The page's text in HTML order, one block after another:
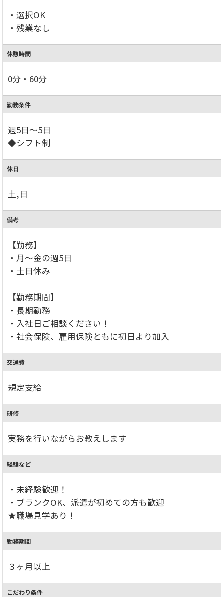
・選択OK
・残業なし
休憩時間
0分・60分
勤務条件
週5日～5日
◆シフト制
休日
土,日
備考
【勤務】
・月～金の週5日
・土日休み
【勤務期間】
・長期勤務
・入社日ご相談ください！
・社会保険、雇用保険ともに初日より加入
交通費
規定支給
研修
実務を行いながらお教えします
経験など
・未経験歓迎！
・ブランクOK、派遣が初めての方も歓迎
★職場見学あり！
勤務期間
３ヶ月以上
こだわり条件